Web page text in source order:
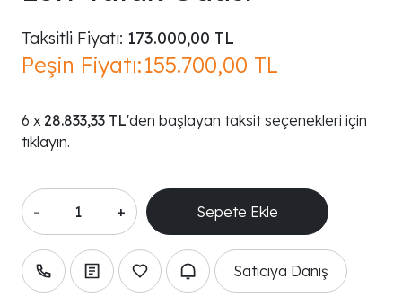
Taksitli Fiyatı: 173.000,00 TL
Peşin Fiyatı:155.700,00 TL
28.833,33 TL'den başlayan taksit seçenekleri için
tıklayın.
- +
Satıcıya Danış